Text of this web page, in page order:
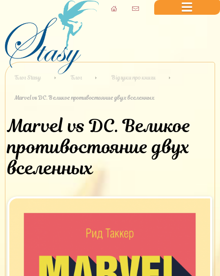
Блог Stasy Блог Відгуки про книги
Marvel vs DC. Великое противостояние двух вселенных
Marvel vs DC. Великое
противостояние двух
вселенных